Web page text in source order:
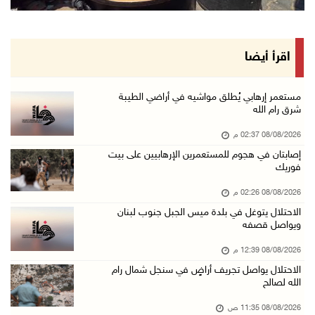
الاحتلال يتوغل في بلدة ميس الجبل جنوب لبنان و ...
سلطة المياه تطلق مشروعا وطنيا يقود التحول نحو ...
الإعصار "دولفين" يضرب أوكيناوا باليابان والصي ...
08/آب/2026 12:08 م
42 الف مسافر تنقلوا عبر معبر الكرامة الأسبوع ...
08/آب/2026 11:44 ص
منتخبنا الوطني للتايكواندو يستهل مشاركته في ب ...
08/آب/2026 11:06 ص
"فانا": الثقافة البحرينية تـصون الهوية الوطني ...
اقرأ أيضا
مستعمر إرهابي يُطلق مواشيه في أراضي الطيبة
شرق رام الله
08/08/2026 02:37 م
إصابتان في هجوم للمستعمرين الإرهابيين على بيت
فوريك
08/08/2026 02:26 م
الاحتلال يتوغل في بلدة ميس الجبل جنوب لبنان
ويواصل قصفه
08/08/2026 12:39 م
الاحتلال يواصل تجريف أراضٍ في سنجل شمال رام
الله لصالح
08/08/2026 11:35 ص